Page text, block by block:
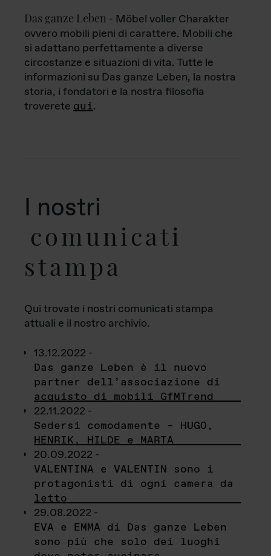
Das ganze Leben - Möbel voller Charakter
ovvero mobili pieni di carattere. Mobili che
si adattano perfettamente a diverse
circostanze e situazioni di vita. Tutte le
informazioni su Das ganze Leben, la nostra
storia, i fondatori e la nostra filosofia
troverete qui.
I nostri
comunicati
stampa
Qui trovate i nostri comunicati stampa
attuali e il nostro archivio.
13.12.2022 -
Das ganze Leben è il nuovo
partner dell’associazione di
acquisto di mobili GfMTrend
22.11.2022 -
Sedersi comodamente – HUGO,
HENRIK, HILDE e MARTA
20.09.2022 -
VALENTINA e VALENTIN sono i
protagonisti di ogni camera da
letto
29.08.2022 -
EVA e EMMA di Das ganze Leben
sono più che solo dei luoghi